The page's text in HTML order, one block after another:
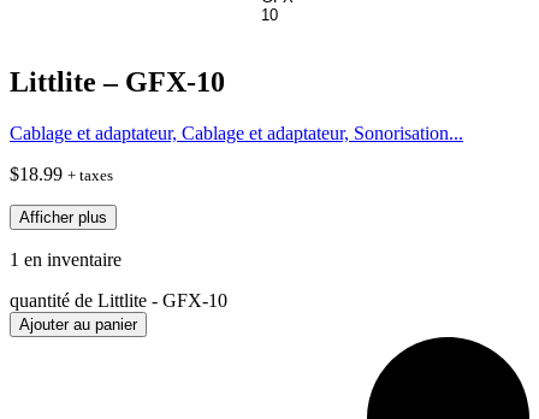
Littlite – GFX-10
Cablage et adaptateur, Cablage et adaptateur, Sonorisation...
$18.99 + taxes
Afficher plus
1 en inventaire
quantité de Littlite - GFX-10
Ajouter au panier